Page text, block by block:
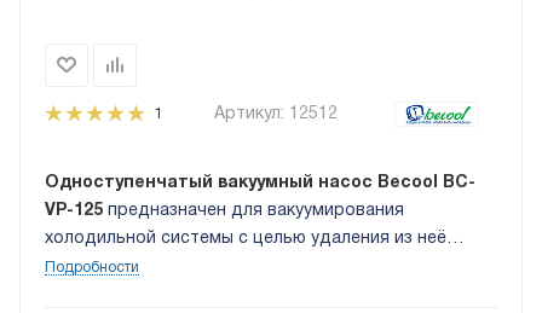
1 Артикул: 12512
Одноступенчатый вакуумный насос Becool BC-
VP-125 предназначен для вакуумирования
холодильной системы с целью удаления из неё
воздуха и паров воды.
Подробности